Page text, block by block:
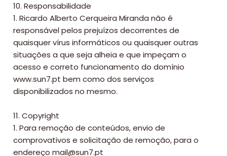
10. Responsabilidade
1. Ricardo Alberto Cerqueira Miranda não é
responsável pelos prejuízos decorrentes de
quaisquer vírus informáticos ou quaisquer outras
situações a que seja alheia e que impeçam o
acesso e correto funcionamento do domínio
www.sun7.pt bem como dos serviços
disponibilizados no mesmo.
11. Copyright
1. Para remoção de conteúdos, envio de
comprovativos e solicitação de remoção, para o
endereço mail@sun7.pt